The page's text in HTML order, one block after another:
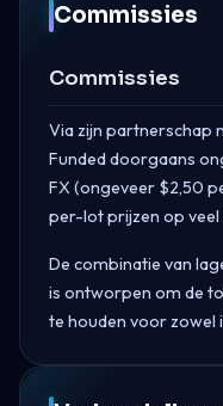
Commissies
Commissies
Via zijn partnerschap
Funded doorgaans
FX (ongeveer $2,50
per-lot prijzen op veel
De combinatie van
is ontworpen om de
te houden voor zowel